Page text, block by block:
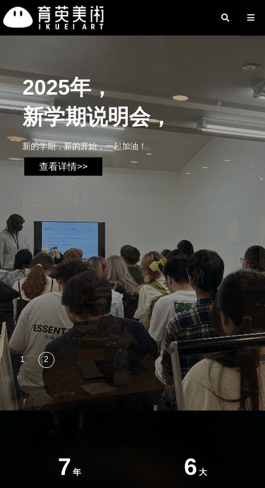
7 年 6 大